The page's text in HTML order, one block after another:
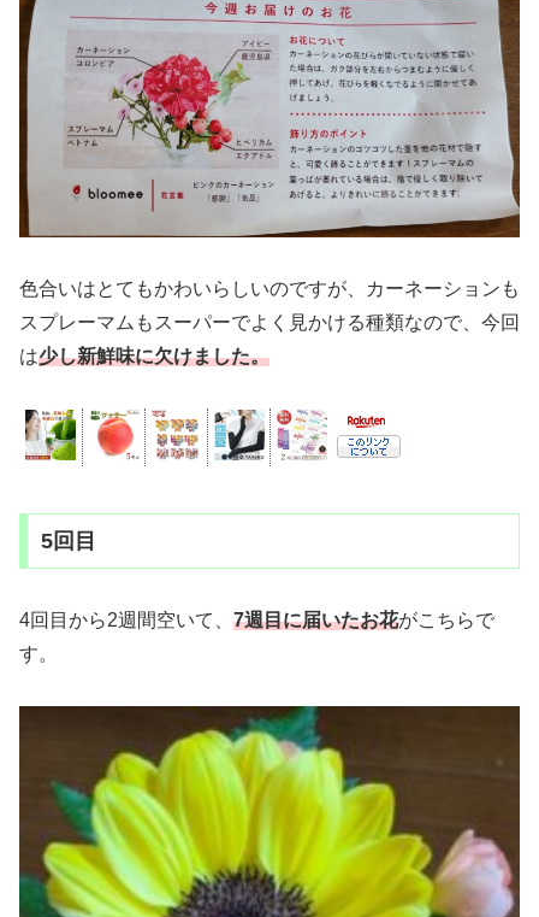
色合いはとてもかわいらしいのですが、カーネーションも
スプレーマムもスーパーでよく見かける種類なので、今回
は少し新鮮味に欠けました。
5回目
4回目から2週間空いて、 7週目に届いたお花がこちらで
す。